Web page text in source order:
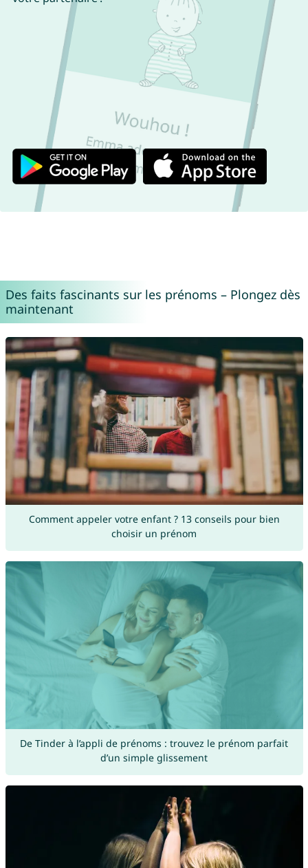
Des faits fascinants sur les prénoms – Plongez dès
maintenant
Comment appeler votre enfant ? 13 conseils pour bien
choisir un prénom
De Tinder à l’appli de prénoms : trouvez le prénom parfait
d’un simple glissement